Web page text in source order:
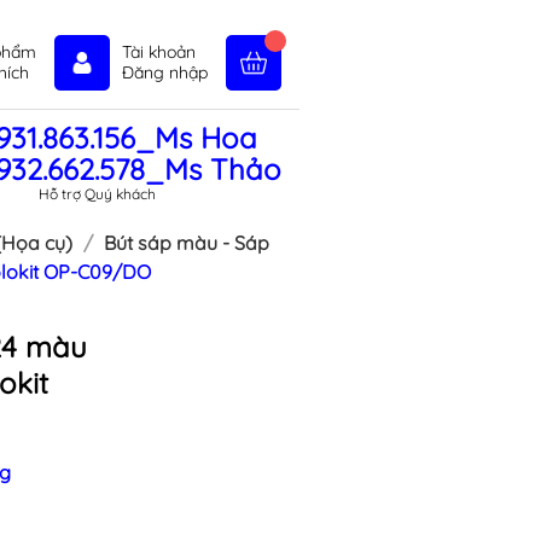
Tài khoản
Đăng nhập
tức Liên hệ Chính sách
Hoa
Thảo
Hỗ trợ Quý khách
cụ)
Bút sáp màu - Sáp
OP-C09/DO
màu